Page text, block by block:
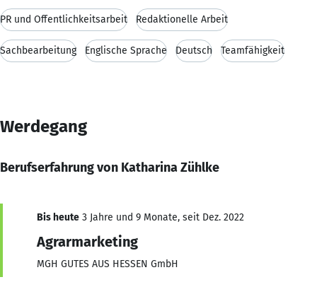
PR und Öffentlichkeitsarbeit Redaktionelle Arbeit
Sachbearbeitung Englische Sprache Deutsch Teamfähigkeit
Werdegang
Berufserfahrung von Katharina Zühlke
Bis heute 3 Jahre und 9 Monate, seit Dez. 2022
Agrarmarketing
MGH GUTES AUS HESSEN GmbH